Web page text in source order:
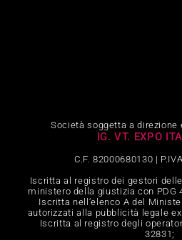
Società soggetta a direzione
IG. VT. EXPO
C.F. 82000680130 |
Iscritta al registro dei gestori
ministero della giustizia con PDG
Iscritta nell‘elenco A del
autorizzati alla pubblicità legale
Iscritta al registro degli
32831;